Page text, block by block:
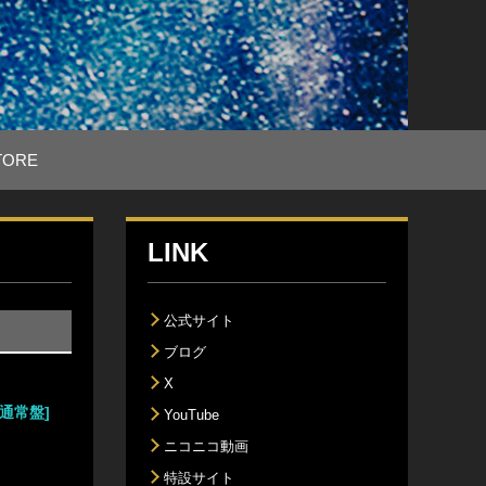
常盤]
LINK
公式サイト
ブログ
X
YouTube
ニコニコ動画
特設サイト